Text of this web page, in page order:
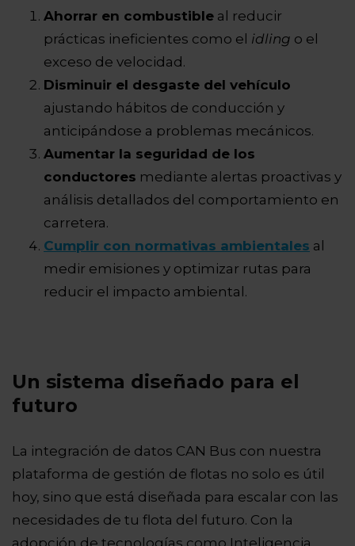
Ahorrar en combustible al reducir
prácticas ineficientes como el idling o el
exceso de velocidad.
Disminuir el desgaste del vehículo
ajustando hábitos de conducción y
anticipándose a problemas mecánicos.
Aumentar la seguridad de los
conductores mediante alertas proactivas y
análisis detallados del comportamiento en
carretera.
Cumplir con normativas ambientales al
medir emisiones y optimizar rutas para
reducir el impacto ambiental.
Un sistema diseñado para el
futuro
La integración de datos CAN Bus con nuestra
plataforma de gestión de flotas no solo es útil
hoy, sino que está diseñada para escalar con las
necesidades de tu flota del futuro. Con la
adopción de tecnologías como Inteligencia